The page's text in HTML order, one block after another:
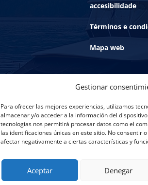
Gestionar
Para ofrecer las mejores experiencias, utilizamos
almacenar y/o acceder a la información del
tecnologías nos permitirá procesar datos como el
las identificaciones únicas en este sitio. No consentir
afectar negativamente a ciertas características y
Aceptar Denegar
accesibilidade
Términos e
Mapa web
Financiado por la Unión Europea
son únicamente los del autor o autores y
Europea. Ni la Unión Europea ni la